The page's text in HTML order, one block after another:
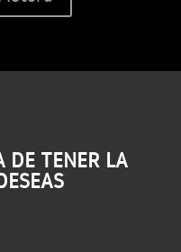
DE TENER LA